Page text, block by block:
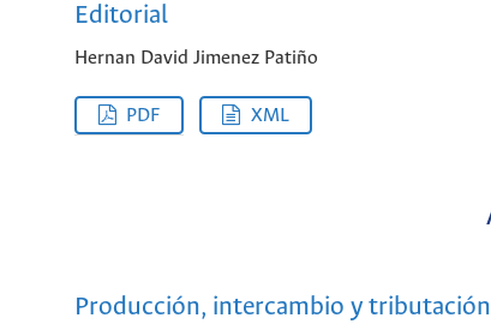
Editorial
Hernan David Jimenez Patiño
PDF XML
Producción, intercambio y